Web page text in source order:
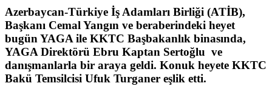
Azerbaycan-Türkiye İş Adamları Birliği (ATİB),
Başkanı Cemal Yangın ve beraberindeki heyet
bugün YAGA ile KKTC Başbakanlık binasında,
YAGA Direktörü Ebru Kaptan Sertoğlu ve
danışmanlarla bir araya geldi. Konuk heyete KKTC
Bakü Temsilcisi Ufuk Turganer eşlik etti.